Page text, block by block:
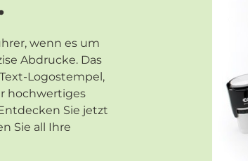
wenn es um
Abdrucke. Das
Logostempel,
hochwertiges
Sie jetzt
Sie all Ihre